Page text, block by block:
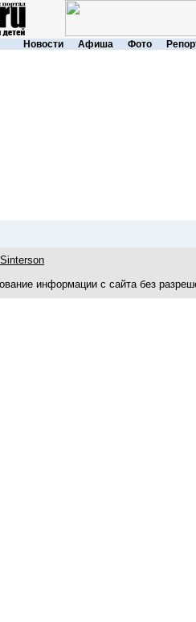
Новости Афиша Фото
информации с сайта без